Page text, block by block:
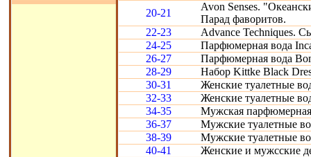
20-21
Avon Senses.
Парад фаворитов.
22-23
Advance Techniques.
24-25
Парфюмерная вода
26-27
Парфюмерная вода
28-29
Набор Kittke Black
30-31
Женские туалетные
32-33
Женские туалетные
34-35
Мужская парфюмерная
36-37
Мужские туалетные
38-39
Мужские туалетные
40-41
Женские и мужсские